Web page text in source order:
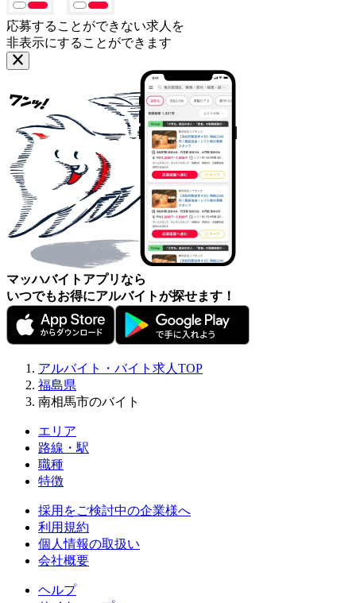
応募することができない求人を
非表示にすることができます
マッハバイトアプリなら
いつでもお得にアルバイトが探せます！
アルバイト・バイト求人TOP
福島県
南相馬市のバイト
エリア
路線・駅
職種
特徴
採用をご検討中の企業様へ
利用規約
個人情報の取扱い
会社概要
ヘルプ